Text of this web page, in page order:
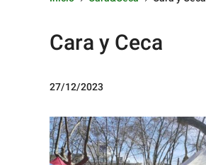
Cara y Ceca
27/12/2023